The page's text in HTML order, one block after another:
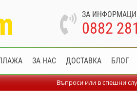
ЗА
0882
ЗА НАС ДОСТАВКА БЛОГ
Въпроси или в спешни